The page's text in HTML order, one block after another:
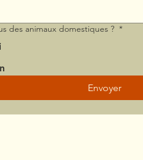
des animaux domestiques ? *
Envoyer